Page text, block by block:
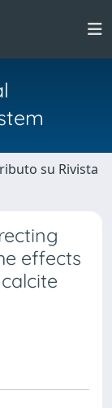
su Rivista
effects